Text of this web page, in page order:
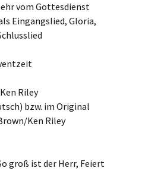
vom Gottesdienst
Eingangslied, Gloria,
Riley
bzw. im Original
Ken Riley
groß ist der Herr, Feiert